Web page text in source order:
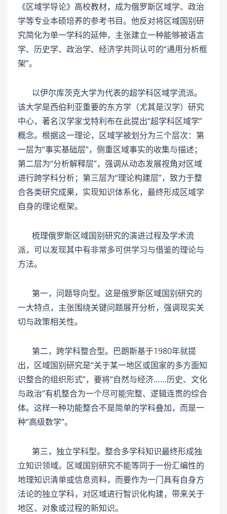
《区域学导论》高校教材，成为俄罗斯区域学、政治
学等专业本硕培养的参考书目。他反对将区域国别研
究简化为单一学科的延伸，主张建立一种能够被语言
学、历史学、政治学、经济学共同认可的“通用分析框
架”。
以伊尔库茨克大学为代表的超学科区域学流派。
该大学是西伯利亚重要的东方学（尤其是汉学）研究
中心，著名汉学家戈特利布在此提出“超学科区域学”
概念。根据这一理论，区域学被划分为三个层次：第
一层为“事实基础层”，侧重区域事实的收集与描述；
第二层为“分析解释层”，强调从动态发展视角对区域
进行跨学科分析；第三层为“理论构建层”，致力于整
合各类研究成果，实现知识体系化，最终形成区域学
自身的理论框架。
梳理俄罗斯区域国别研究的演进过程及学术流
派，可以发现其中有非常多可供学习与借鉴的理论与
方法。
第一，问题导向型。这是俄罗斯区域国别研究的
一大特点，主张围绕关键问题展开分析，强调现实关
切与政策相关性。
第二，跨学科整合型。巴朗斯基于1980年就提
出，区域国别研究是“关于某一地区或国家的多方面知
识整合的组织形式”，要将“自然与经济……历史、文化
与政治”有机整合为一个尽可能完整、逻辑连贯的综合
体。这样一种功能整合不是简单的学科叠加，而是一
种“高级数学”。
第三，独立学科型。整合多学科知识最终形成独
立知识领域。区域国别研究不能等同于一份汇编性的
地理知识清单或信息资料，而要作为一门具有自身方
法论的独立学科，对区域进行智识化构建，带来关于
地区、对象或过程的新知识。